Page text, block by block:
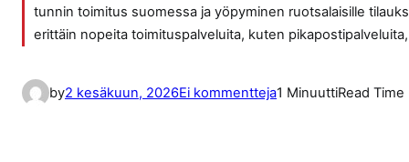
tunnin toimitus suomessa ja yöpyminen ruotsalaisille
erittäin nopeita toimituspalveluita, kuten
by2 kesäkuun, 2026Ei kommenttejaa1 MinuuttiRead Time